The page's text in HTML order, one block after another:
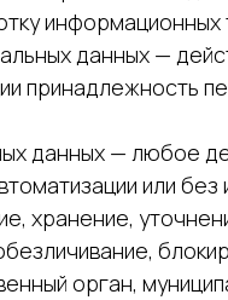
информационных
данных —
принадлежность
данных — любое
или
хранение,
орган,